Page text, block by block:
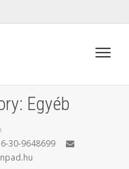
Egyéb
30-9648699